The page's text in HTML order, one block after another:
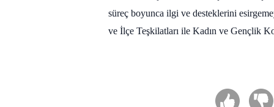
süreç boyunca ilgi ve desteklerini
ve İlçe Teşkilatları ile Kadın ve Gençlik